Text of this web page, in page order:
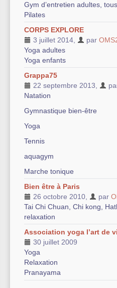
Gym d’entretien adultes,
Pilates
CORPS EXPLORE
3 juillet 2014
par
Yoga adultes
Yoga enfants
Grappa75
22 septembre 2013
Natation
Gymnastique bien-être
Yoga
Tennis
aquagym
Marche tonique
Bien être à Paris
26 octobre 2010
par
Tai Chi Chuan, Chi kong,
relaxation
Association yoga l’art de
30 juillet 2009
Yoga
Relaxation
Pranayama